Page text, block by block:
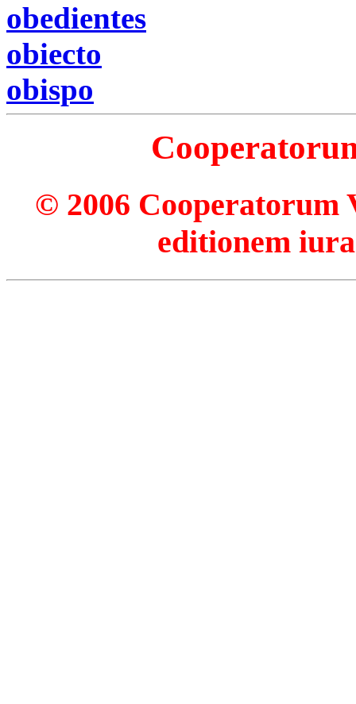
obedientes
obiecto
obispo
© 2006 Cooperatorum
editionem